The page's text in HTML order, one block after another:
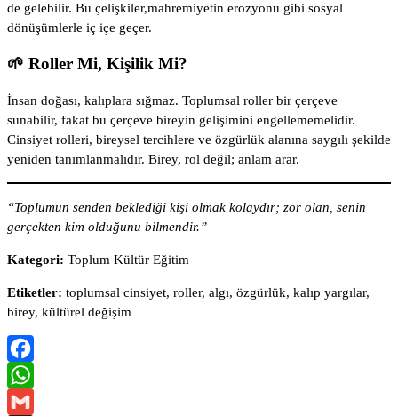
de gelebilir. Bu çelişkiler,mahremiyetin erozyonu gibi sosyal
dönüşümlerle iç içe geçer.
🌱 Roller Mi, Kişilik Mi?
İnsan doğası, kalıplara sığmaz. Toplumsal roller bir çerçeve
sunabilir, fakat bu çerçeve bireyin gelişimini engellememelidir.
Cinsiyet rolleri, bireysel tercihlere ve özgürlük alanına saygılı şekilde
yeniden tanımlanmalıdır. Birey, rol değil; anlam arar.
“Toplumun senden beklediği kişi olmak kolaydır; zor olan, senin
gerçekten kim olduğunu bilmendir.”
Kategori: Toplum Kültür Eğitim
Etiketler: toplumsal cinsiyet, roller, algı, özgürlük, kalıp yargılar,
birey, kültürel değişim
Facebook
WhatsApp